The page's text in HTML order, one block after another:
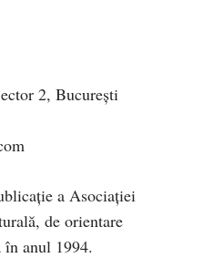
2, București
a Asociaţiei
de orientare
anul 1994.